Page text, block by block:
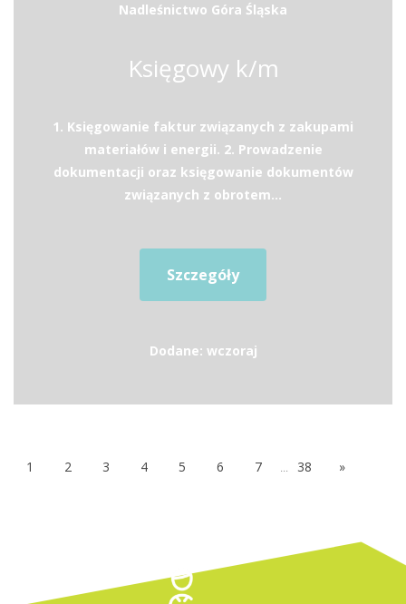
Nadleśnictwo Góra Śląska
Księgowy k/m
1. Księgowanie faktur związanych z zakupami
materiałów i energii. 2. Prowadzenie
dokumentacji oraz księgowanie dokumentów
związanych z obrotem...
Szczegóły
Dodane: wczoraj
1 2 3 4 5 6 7 ... 38 »